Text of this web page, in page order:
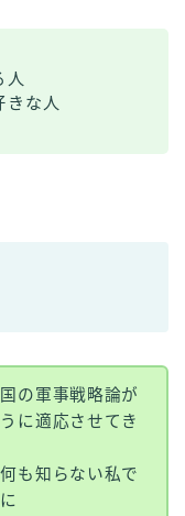
人
きな人
の軍事戦略論が
に適応させてき
も知らない私で